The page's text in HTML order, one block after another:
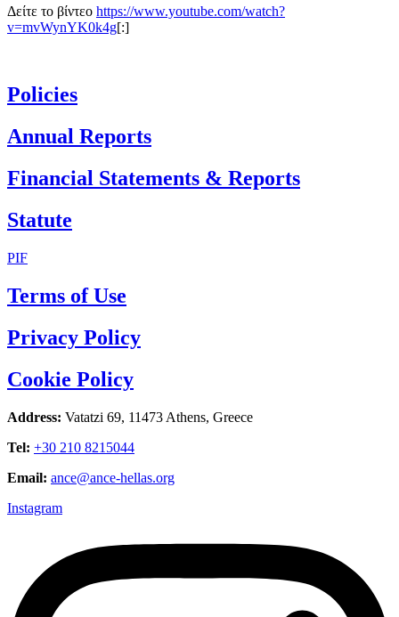
Δείτε το βίντεο https://www.youtube.com/watch?
v=mvWynYK0k4g[:]
Policies
Annual Reports
Financial Statements & Reports
Statute
PIF
Terms of Use
Privacy Policy
Cookie Policy
Address: Vatatzi 69, 11473 Athens, Greece
Tel: +30 210 8215044
Email: ance@ance-hellas.org
Instagram